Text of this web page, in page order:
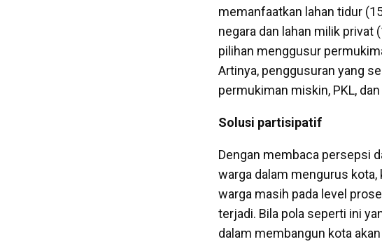
memanfaatkan lahan tidur
negara dan lahan milik privat
pilihan menggusur
Artinya, penggusuran yang
permukiman miskin, PKL,
Solusi partisipatif
Dengan membaca persepsi
warga dalam mengurus
warga masih pada level
terjadi. Bila pola seperti ini
dalam membangun kota